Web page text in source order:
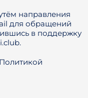
направления
для обращений
в поддержку